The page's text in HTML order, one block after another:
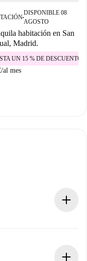
■
DISPONIBLE 08
AGOSTO
habitación en San
Madrid.
/al mes
UN 15 % DE DESCUENTO
por adelantado.